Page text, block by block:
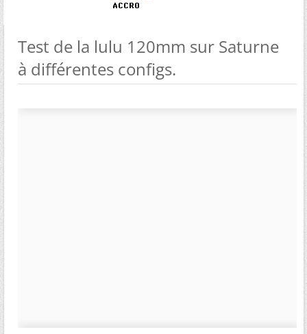
Test de la lulu 120mm sur Saturne
à différentes configs.